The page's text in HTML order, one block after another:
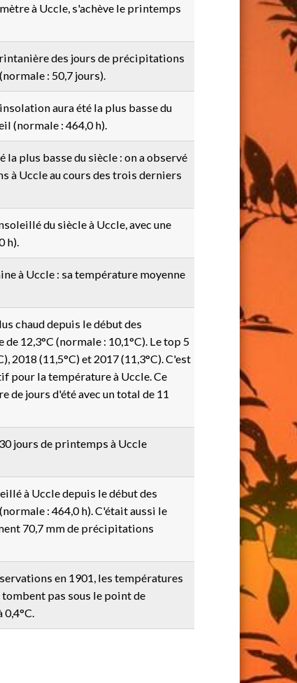
à Uccle, s'achève le printemps
des jours de précipitations
: 50,7 jours).
aura été la plus basse du
(normale : 464,0 h).
plus basse du siècle : on a observé
à Uccle au cours des trois derniers
du siècle à Uccle, avec une
h).
à Uccle : sa température moyenne
chaud depuis le début des
12,3°C (normale : 10,1°C). Le top 5
2018 (11,5°C) et 2017 (11,3°C). C'est
pour la température à Uccle. Ce
de jours d'été avec un total de 11
jours de printemps à Uccle
à Uccle depuis le début des
: 464,0 h). C'était aussi le
70,7 mm de précipitations
en 1901, les températures
pas sous le point de